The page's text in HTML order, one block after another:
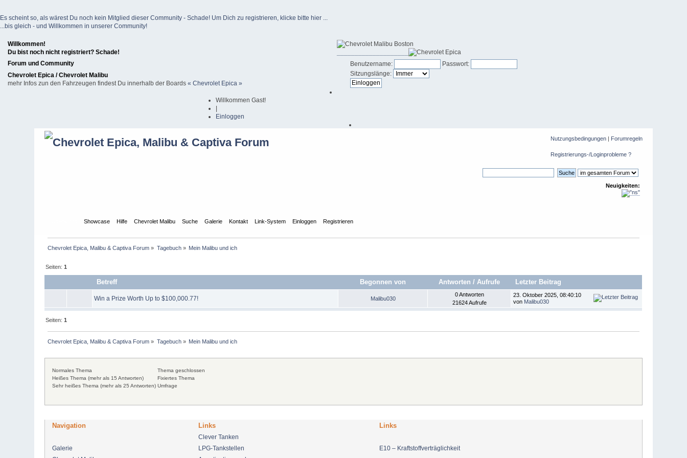
Es scheint so, als wärest Du noch kein Mitglied dieser Community - Schade! Um Dich zu registrieren, klicke bitte hier ...
...bis gleich - und Willkommen in unserer Community!
Willkommen!
Du bist noch nicht registriert? Schade!
Forum und Community
Chevrolet Epica / Chevrolet Malibu
mehr Infos zun den Fahrzeugen findest Du innerhalb der Boards « Chevrolet Epica »
Benutzername:
Passwort:
Sitzungslänge:
Willkommen Gast!
Einloggen
Nutzungsbedingungen| Forumregeln
Registrierungs-/Loginprobleme ?
Neuigkeiten:
Showcase Hilfe Chevrolet Malibu Suche Galerie Kontakt Link-System Einloggen Registrieren
Chevrolet Epica, Malibu & Captiva Forum » Tagebuch» Mein Malibu und ich
Seiten:1
Betreff Begonnen von Antworten / Aufrufe Letzter Beitrag
Win a Prize Worth Up to $100,000.77! Malibu030
0 Antworten
21624 Aufrufe
23. Oktober 2025, 08:40:10
von Malibu030
Seiten:1
Chevrolet Epica, Malibu & Captiva Forum » Tagebuch» Mein Malibu und ich
Normales Thema
Heißes Thema (mehr als 15 Antworten)
Sehr heißes Thema (mehr als 25 Antworten)
Thema geschlossen
Fixiertes Thema
Umfrage
Navigation Links Links
Clever Tanken
Galerie
LPG-Tankstellen
E10 – Kraftstoffverträglichkeit